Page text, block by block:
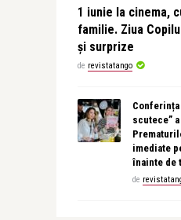
1 iunie la cinema,
familie. Ziua
și surprize
de revistatango
scutece”
imediate
înainte de
de